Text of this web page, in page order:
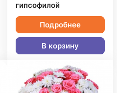
гипсофилой
Подробнее
В корзину